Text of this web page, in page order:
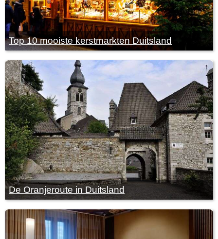
Top 10 mooiste kerstmarkten Duitsland
De Oranjeroute in Duitsland